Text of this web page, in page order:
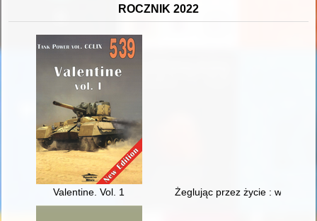
ROCZNIK 2022
Valentine. Vol. 1 Żeglując przez życie :